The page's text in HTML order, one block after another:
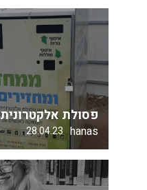
פסולת
hanas
28.04.23